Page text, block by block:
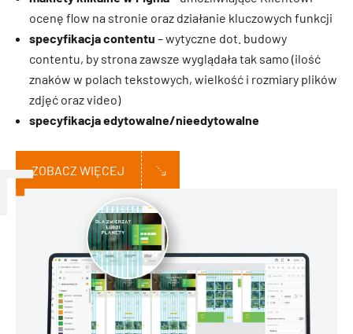
ocenę flow na stronie oraz działanie kluczowych funkcji
specyfikacja contentu – wytyczne dot. budowy
contentu, by strona zawsze wyglądała tak samo (ilość
znaków w polach tekstowych, wielkość i rozmiary plików
zdjęć oraz video)
specyfikacja edytowalne/nieedytowalne
ZOBACZ WIĘCEJ